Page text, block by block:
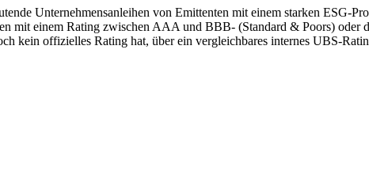
Unternehmensanleihen von Emittenten mit einem starken ESG-
mit einem Rating zwischen AAA und BBB- (Standard & Poors) oder
kein offizielles Rating hat, über ein vergleichbares internes UBS-